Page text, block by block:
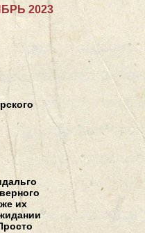
2023
их